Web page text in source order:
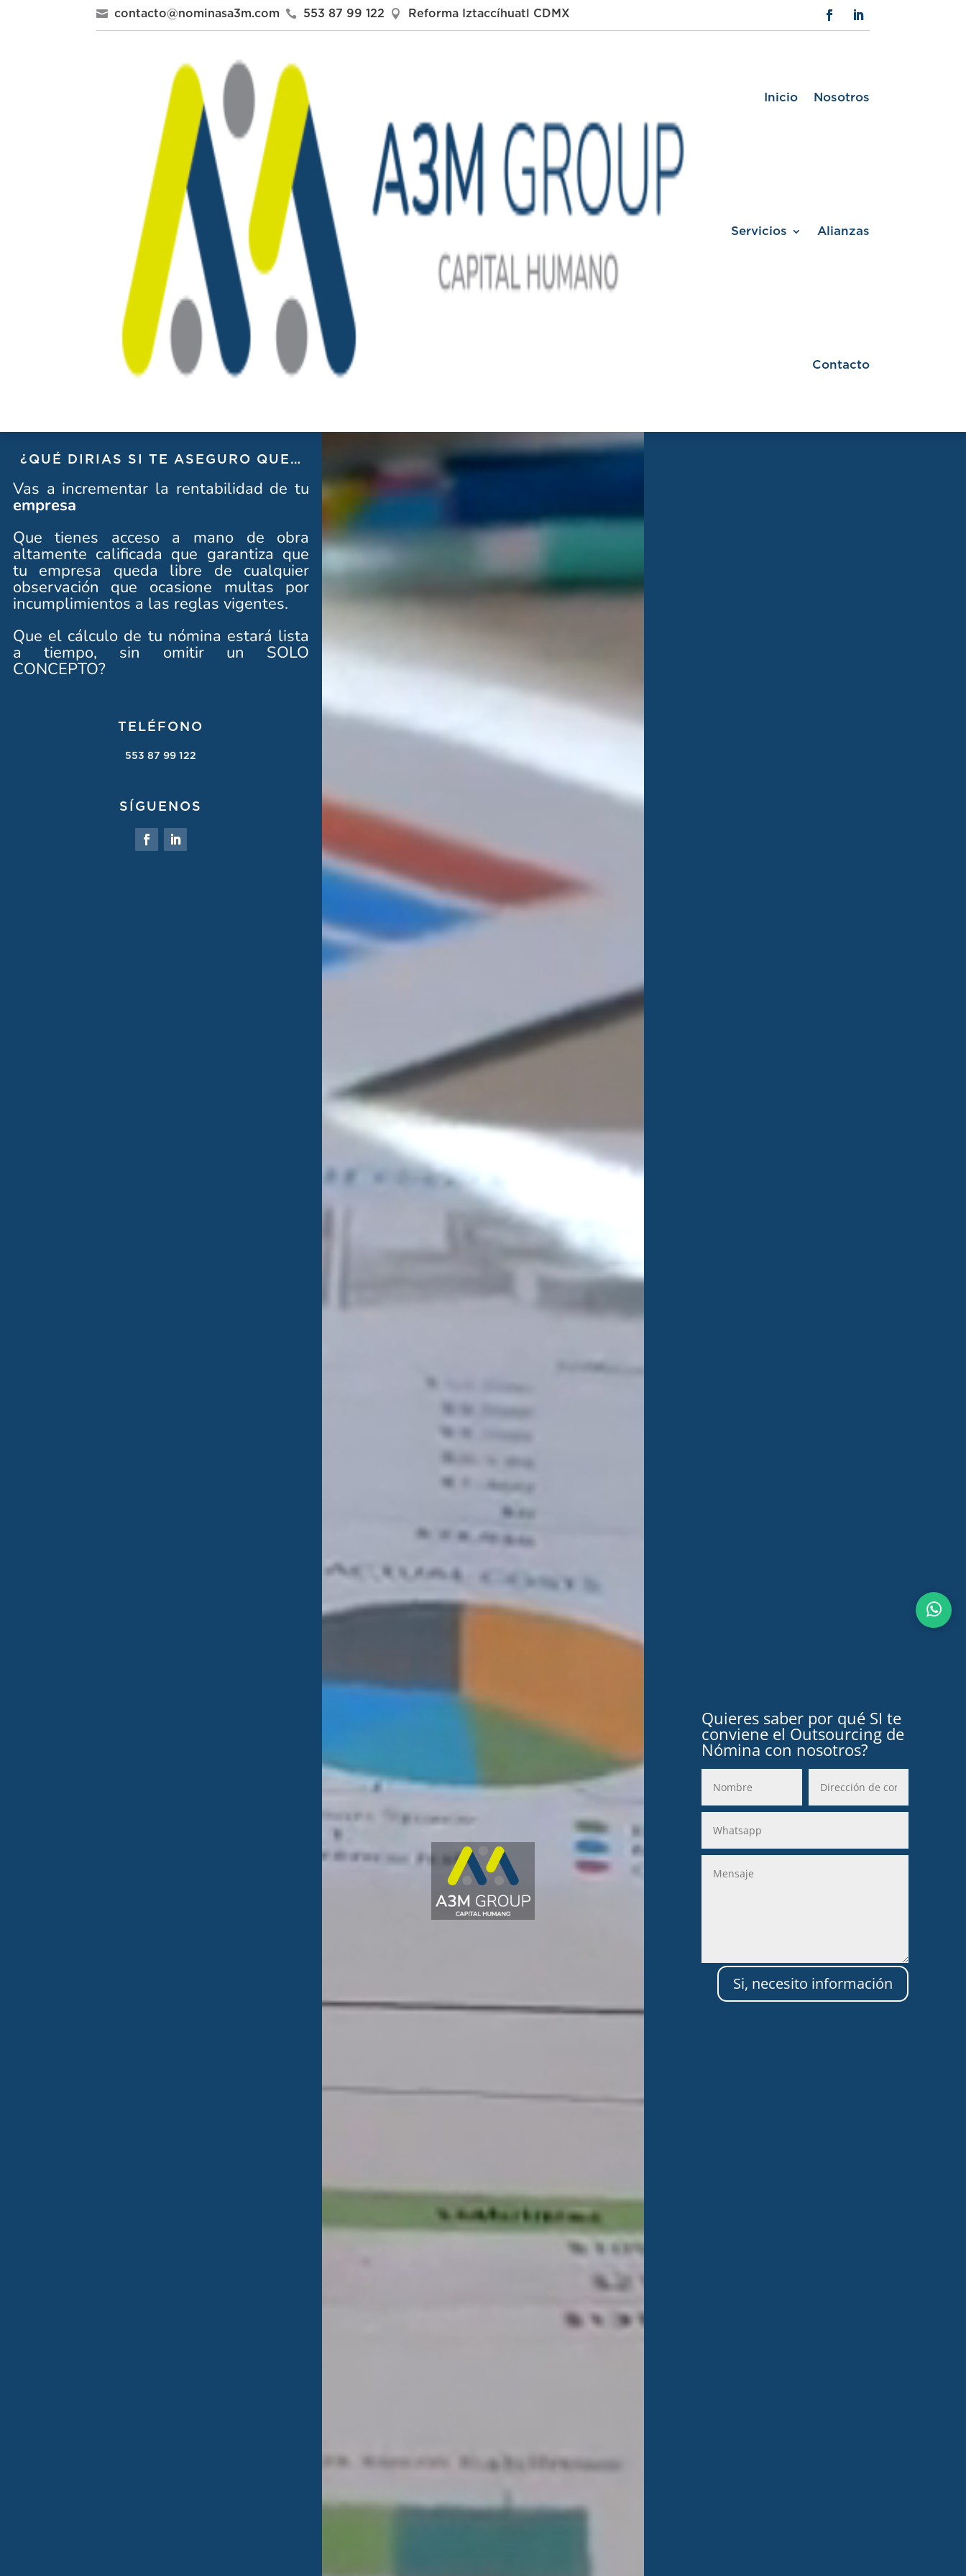
 contacto@nominasa3m.com  553 87 99 122  Reforma Iztaccíhuatl CDMX
Inicio Nosotros
Servicios Alianzas
Contacto
¿QUÉ DIRIAS SI TE ASEGURO QUE…
Vas a incrementar la rentabilidad de tu
empresa
Que tienes acceso a mano de obra
altamente calificada que garantiza que
tu empresa queda libre de cualquier
observación que ocasione multas por
incumplimientos a las reglas vigentes.
Que el cálculo de tu nómina estará lista
a tiempo, sin omitir un SOLO
CONCEPTO?
TELÉFONO
553 87 99 122
SÍGUENOS
Quieres saber por qué SI te
conviene el Outsourcing de
Nómina con nosotros?
Si, necesito información